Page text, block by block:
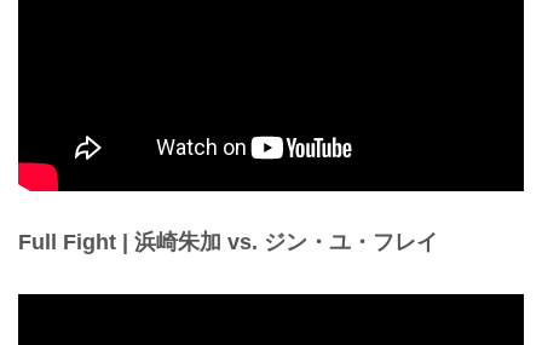
Full Fight | 浜崎朱加 vs. ジン・ユ・フレイ